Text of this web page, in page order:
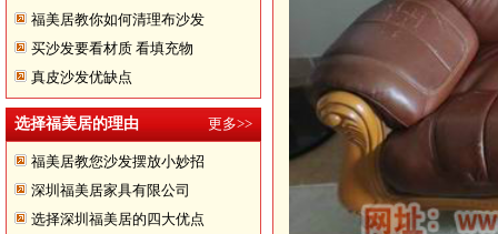
福美居教你如何清理布沙发
买沙发要看材质 看填充物
真皮沙发优缺点
选择福美居的理由 更多>>
福美居教您沙发摆放小妙招
深圳福美居家具有限公司
选择深圳福美居的四大优点